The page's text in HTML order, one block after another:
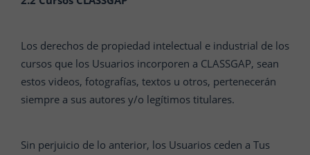
Los derechos de propiedad intelectual e industrial de los
cursos que los Usuarios incorporen a CLASSGAP, sean
estos videos, fotografías, textos u otros, pertenecerán
siempre a sus autores y/o legítimos titulares.
Sin perjuicio de lo anterior, los Usuarios ceden a Tus